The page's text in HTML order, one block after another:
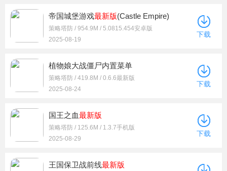
帝国城堡游戏最新版(Castle Empire)
策略塔防 / 954.9M / 5.0815.454安卓版
2025-08-19
下载
植物娘大战僵尸内置菜单
策略塔防 / 419.8M / 0.6.6最新版
2025-08-24
下载
国王之血最新版
策略塔防 / 125.6M / 1.3.7手机版
2025-08-29
下载
王国保卫战前线最新版